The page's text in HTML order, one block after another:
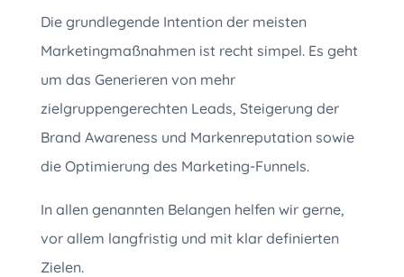
Die grundlegende Intention der meisten
Marketingmaßnahmen ist recht simpel. Es geht
um das Generieren von mehr
zielgruppengerechten Leads, Steigerung der
Brand Awareness und Markenreputation sowie
die Optimierung des Marketing-Funnels.
In allen genannten Belangen helfen wir gerne,
vor allem langfristig und mit klar definierten
Zielen.